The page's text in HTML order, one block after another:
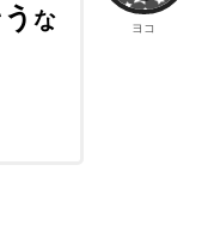
ヨコ
な